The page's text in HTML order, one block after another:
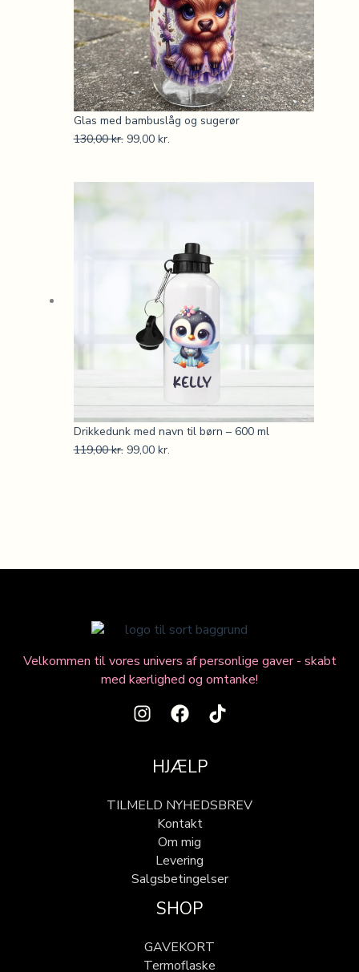
Glas med bambuslåg og sugerør
130,00kr. 99,00 kr.
Drikkedunk med navn til børn – 600 ml
119,00kr. 99,00 kr.
Velkommen til vores univers af personlige gaver - skabt
med kærlighed og omtanke!
HJÆLP
TILMELD NYHEDSBREV
Kontakt
Om mig
Levering
Salgsbetingelser
SHOP
GAVEKORT
Termoflaske